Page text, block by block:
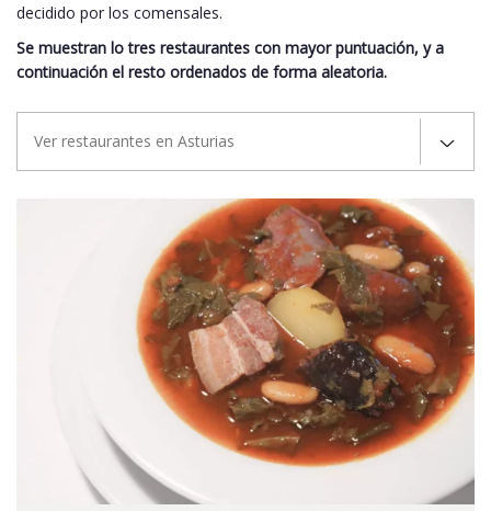
decidido por los comensales.
Se muestran lo tres restaurantes con mayor puntuación, y a
continuación el resto ordenados de forma aleatoria.
Ver restaurantes en Asturias